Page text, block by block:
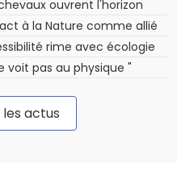
ouvrent l'horizon
à la Nature comme allié
rime avec écologie
voit pas au physique "
actus